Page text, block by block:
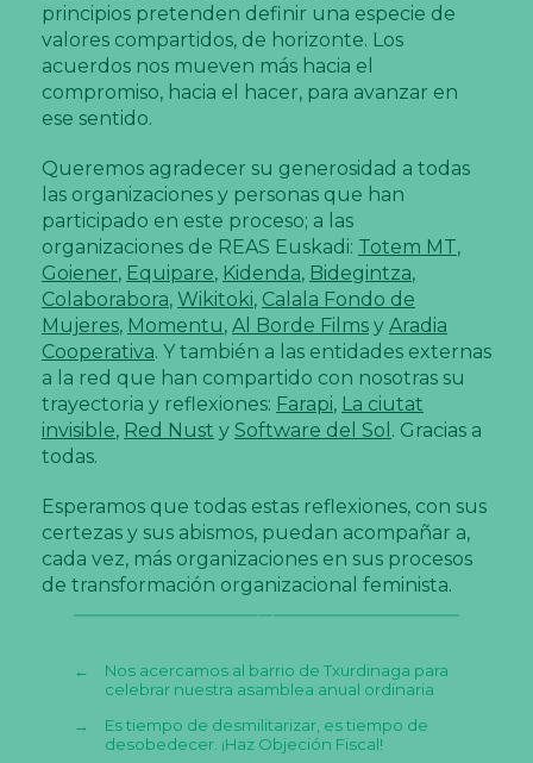
principios pretenden definir una especie de
valores compartidos, de horizonte. Los
acuerdos nos mueven más hacia el
compromiso, hacia el hacer, para avanzar en
ese sentido.
Queremos agradecer su generosidad a todas
las organizaciones y personas que han
participado en este proceso; a las
organizaciones de REAS Euskadi: Totem MT,
Goiener, Equipare, Kidenda, Bidegintza,
Colaborabora, Wikitoki, Calala Fondo de
Mujeres, Momentu, Al Borde Filmsy Aradia
Cooperativa. Y también a las entidades externas
a la red que han compartido con nosotras su
trayectoria y reflexiones: Farapi, La ciutat
invisible, Red Nust y Software del Sol . Gracias a
todas.
Esperamos que todas estas reflexiones, con sus
certezas y sus abismos, puedan acompañar a,
cada vez, más organizaciones en sus procesos
de transformación organizacional feminista.
←
Nos acercamos al barrio de Txurdinaga para
celebrar nuestra asamblea anual ordinaria
→
Es tiempo de desmilitarizar, es tiempo de
desobedecer. ¡Haz Objeción Fiscal!